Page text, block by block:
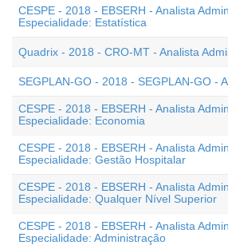
CESPE - 2018 - EBSERH - Analista
Especialidade: Estatística
Quadrix - 2018 - CRO-MT - Analista
SEGPLAN-GO - 2018 - SEGPLAN-GO -
CESPE - 2018 - EBSERH - Analista
Especialidade: Economia
CESPE - 2018 - EBSERH - Analista
Especialidade: Gestão Hospitalar
CESPE - 2018 - EBSERH - Analista
Especialidade: Qualquer Nível Superior
CESPE - 2018 - EBSERH - Analista
Especialidade: Administração